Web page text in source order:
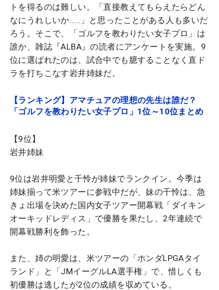
トを得るのは難しい。「直接教えてもらえたらどん
なにうれしいか……」と思ったことがある人も多いだ
ろう。そこで、「ゴルフを教わりたい女子プロ」は
誰か、雑誌『ALBA』の読者にアンケートを実施。9
位に選ばれたのは、試合中でも臆することなく直ド
ラを打ちこなす岩井姉妹だ。
【ランキング】アマチュアの理想の先生は誰だ？
「ゴルフを教わりたい女子プロ」1位～10位まとめ
【9位】
岩井姉妹
9位は岩井明愛と千怜が姉妹でランクイン。今季は
姉妹揃って米ツアーに参戦中だが、妹の千怜は、急
きょ出場を決めた国内女子ツアー開幕戦「ダイキン
オーキッドレディス」で優勝を果たし、2年連続で
開幕戦勝利を飾った。
また、姉の明愛は、米ツアーの「ホンダLPGAタイ
ランド」と「JMイーグルLA選手権」で、惜しくも
初優勝は逃したが2位の成績を収めている。